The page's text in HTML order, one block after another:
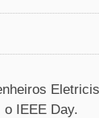
IEEE Day.